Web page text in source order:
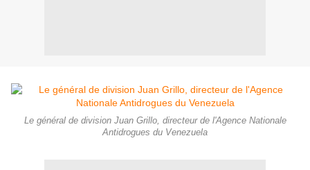
Le général de division Juan Grillo, directeur de l'Agence Nationale
Antidrogues du Venezuela